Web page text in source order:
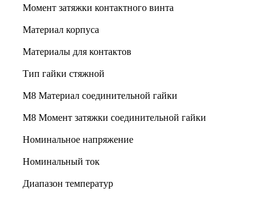
Момент затяжки контактного винта
Материал корпуса
Материалы для контактов
Тип гайки стяжной
М8 Материал соединительной гайки
M8 Момент затяжки соединительной гайки
Номинальное напряжение
Номинальный ток
Диапазон температур